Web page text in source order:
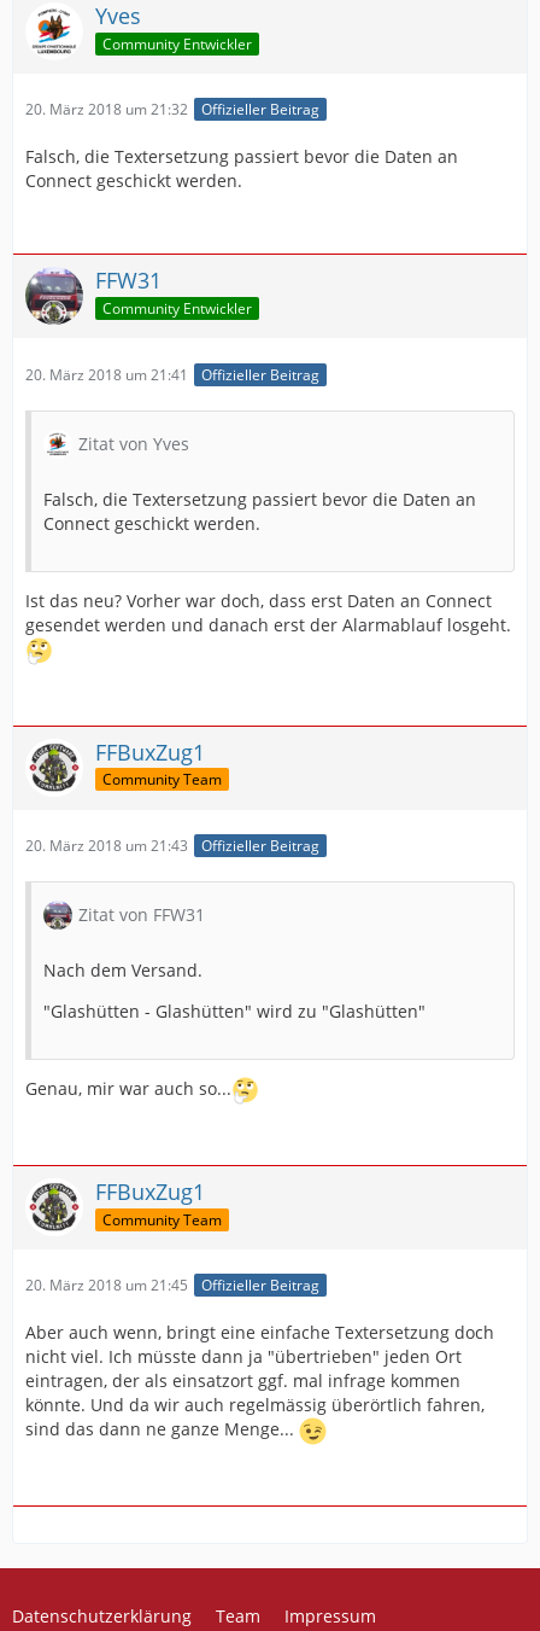
Yves
Community Entwickler
20. März 2018 um 21:32 Offizieller Beitrag
Falsch, die Textersetzung passiert bevor die Daten an
Connect geschickt werden.
FFW31
Community Entwickler
20. März 2018 um 21:41 Offizieller Beitrag
Zitat von Yves
Falsch, die Textersetzung passiert bevor die Daten an
Connect geschickt werden.
Ist das neu? Vorher war doch, dass erst Daten an Connect
gesendet werden und danach erst der Alarmablauf losgeht.
FFBuxZug1
Community Team
20. März 2018 um 21:43 Offizieller Beitrag
Zitat von FFW31
Nach dem Versand.
"Glashütten - Glashütten" wird zu "Glashütten"
Genau, mir war auch so...
FFBuxZug1
Community Team
20. März 2018 um 21:45 Offizieller Beitrag
Aber auch wenn, bringt eine einfache Textersetzung doch
nicht viel. Ich müsste dann ja "übertrieben" jeden Ort
eintragen, der als einsatzort ggf. mal infrage kommen
könnte. Und da wir auch regelmässig überörtlich fahren,
sind das dann ne ganze Menge...
Datenschutzerklärung Team Impressum